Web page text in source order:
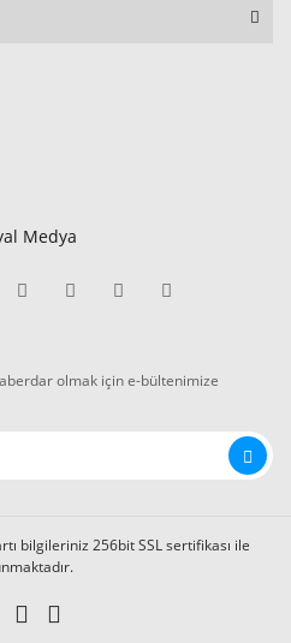
Medya
olmak için e-bültenimize
bilgileriniz 256bit SSL sertifikası ile